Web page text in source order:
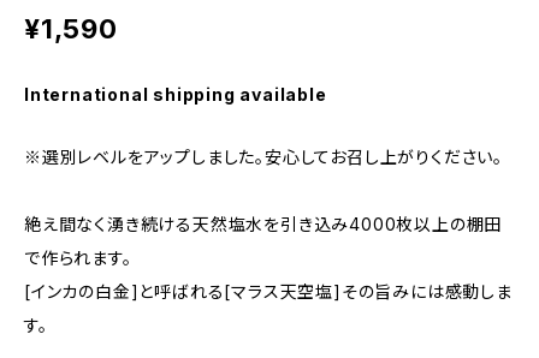
¥1,590
International shipping available
※選別レベルをアップしました。安心してお召し上がりください。
絶え間なく湧き続ける天然塩水を引き込み4000枚以上の棚田
で作られます。
[インカの白金]と呼ばれる[マラス天空塩]その旨みには感動しま
す。